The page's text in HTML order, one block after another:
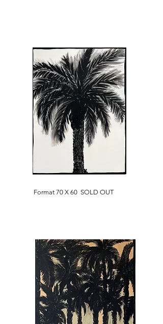
Format 70 X 60 SOLD OUT